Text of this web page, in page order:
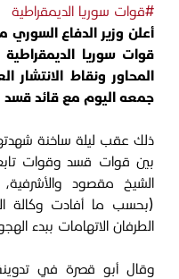
#قوات سوريا الديمقراطية
أعلن وزير الدفاع
قوات سوريا
المحاور ونقاط
جمعه اليوم مع قائد
ذلك عقب ليلة ساخنة
بين قوات قسد وقوات
الشيخ مقصود
(بحسب ما أفادت وكالة
الطرفان الاتهامات ببدء
وقال أبو قصرة في